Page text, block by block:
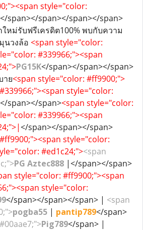
style="color:
</span></span></span></span>
หม่รับฟรีเครดิต100% พบกับความ
นวงล้อ <span style="color:
#339966;"><span
PG15K</span></span></span>
าย<span style="color: #ff9900;">
style="color:
span></span><span style="color:
#339966;"><span
</span></span></span>
style="color:
#ed1c24;"><span
PG Aztec888 |</span></span>
style="color: #ff9900;"><span
style="color:
</span></span></span> | <span
pogba55 | pantip789</span>
Pig789</span> |